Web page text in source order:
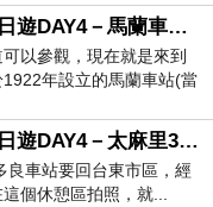
舊鐵道巡禮台東六日遊DAY4－馬蘭車站、東糖原創工廠、台東糖廠冰棒
以參觀，現在就是來到
1922年設立的馬蘭車站(當
最美海岸線台東六日遊DAY4－太麻里399K、三和海濱公園
良車站要回台東市區，經
個休憩區拍照，就...